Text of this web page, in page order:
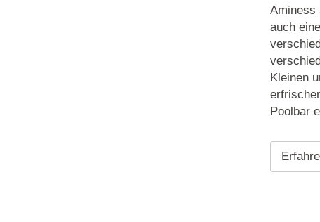
Aminess
auch
Kleinen
Poolbar